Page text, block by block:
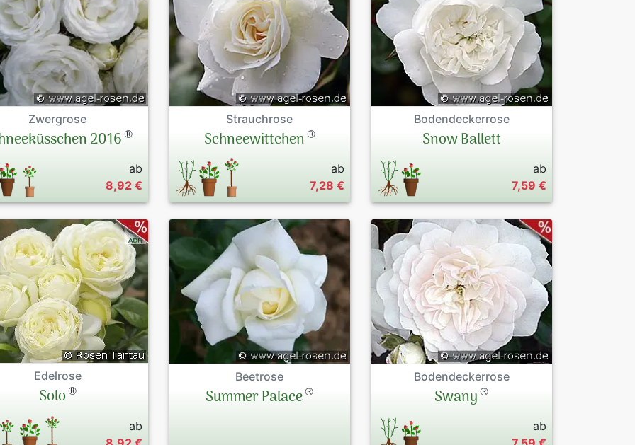
Zwergrose
2016®
ab
8,92 €
Strauchrose
Schneewittchen®
ab
7,28 €
Bodendeckerrose
Snow Ballett
ab
7,59 €
Edelrose
Solo®
ab
Beetrose
Summer Palace®
Bodendeckerrose
Swany®
ab